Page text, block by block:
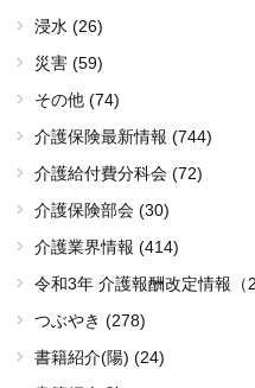
浸水 (26)
災害 (59)
その他 (74)
介護保険最新情報 (744)
介護給付費分科会 (72)
介護保険部会 (30)
介護業界情報 (414)
令和3年 介護報酬改定情報（
つぶやき (278)
書籍紹介(陽) (24)